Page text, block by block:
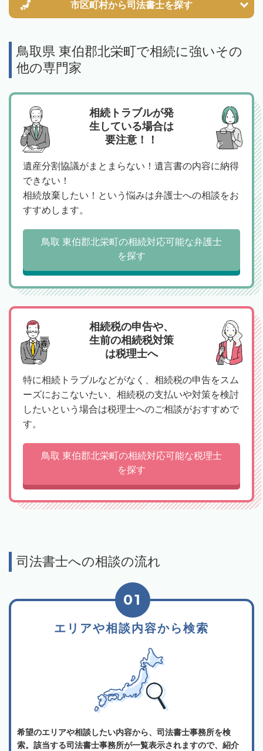
市区町村から司法書士を探す
鳥取県 東伯郡北栄町で相続に強いその
他の専門家
相続トラブルが発
生している場合は
要注意！！
遺産分割協議がまとまらない！遺言書の内容に納得
できない！
相続放棄したい！という悩みは弁護士への相談をお
すすめします。
鳥取 東伯郡北栄町の相続対応可能な弁護士
を探す
相続税の申告や、
生前の相続税対策
は税理士へ
特に相続トラブルなどがなく、相続税の申告をスム
ーズにおこないたい、相続税の支払いや対策を検討
したいという場合は税理士へのご相談がおすすめで
す。
鳥取 東伯郡北栄町の相続対応可能な税理士
を探す
司法書士への相談の流れ
エリアや相談内容から検索
01
希望のエリアや相談したい内容から、司法書士事務所を検
索。該当する司法書士事務所が一覧表示されますので、紹介